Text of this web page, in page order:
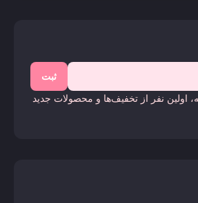
ثبت
اولین نفر از تخفیف‌ها و محصولات جدید